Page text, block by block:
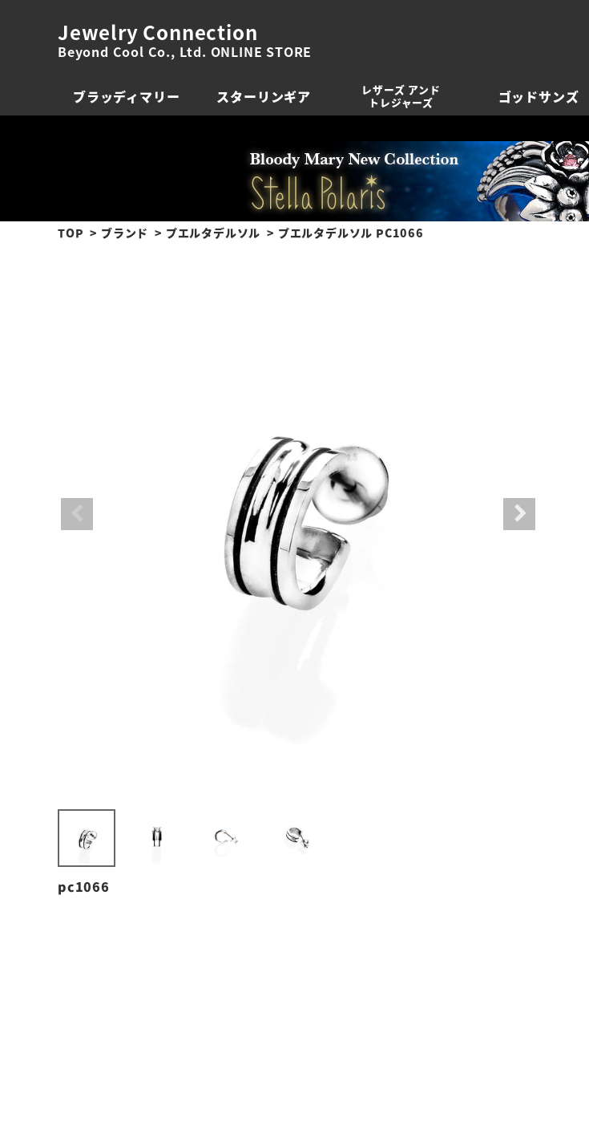
Jewelry Connection
Beyond Cool Co., Ltd. ONLINE STORE
ブラッディマリー スターリンギア
レザーズ アンド
トレジャーズ
ゴッドサンズ
TOP ブランド プエルタデルソル プエルタデルソル PC1066
pc1066